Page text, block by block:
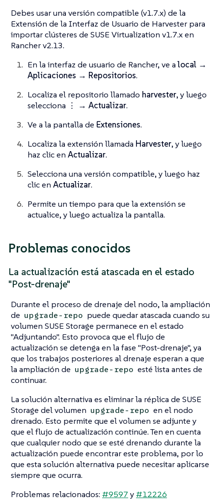
Debes usar una versión compatible (v1.7.x) de la
Extensión de la Interfaz de Usuario de Harvester para
importar clústeres de SUSE Virtualization v1.7.x en
Rancher v2.13.
En la interfaz de usuario de Rancher, ve alocal →
Aplicaciones → Repositorios.
Localiza el repositorio llamado harvester, y luego
selecciona ⋮ → Actualizar.
Ve a la pantalla de Extensiones.
Localiza la extensión llamada Harvester, y luego
haz clic en Actualizar.
Selecciona una versión compatible, y luego haz
clic en Actualizar.
Permite un tiempo para que la extensión se
actualice, y luego actualiza la pantalla.
Problemas conocidos
La actualización está atascada en el estado
"Post-drenaje"
Durante el proceso de drenaje del nodo, la ampliación
de upgrade-repo puede quedar atascada cuando su
volumen SUSE Storage permanece en el estado
"Adjuntando". Esto provoca que el flujo de
actualización se detenga en la fase "Post-drenaje", ya
que los trabajos posteriores al drenaje esperan a que
la ampliación de upgrade-repo esté lista antes de
continuar.
La solución alternativa es eliminar la réplica de SUSE
Storage del volumen upgrade-repo en el nodo
drenado. Esto permite que el volumen se adjunte y
que el flujo de actualización continúe. Ten en cuenta
que cualquier nodo que se esté drenando durante la
actualización puede encontrar este problema, por lo
que esta solución alternativa puede necesitar aplicarse
siempre que ocurra.
Problemas relacionados:#9597 y#12226